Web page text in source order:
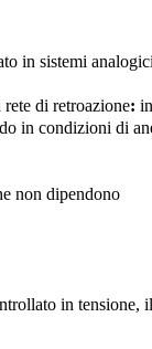
in sistemi
rete di retroazione: in
in condizioni di
non dipendono
in tensione,